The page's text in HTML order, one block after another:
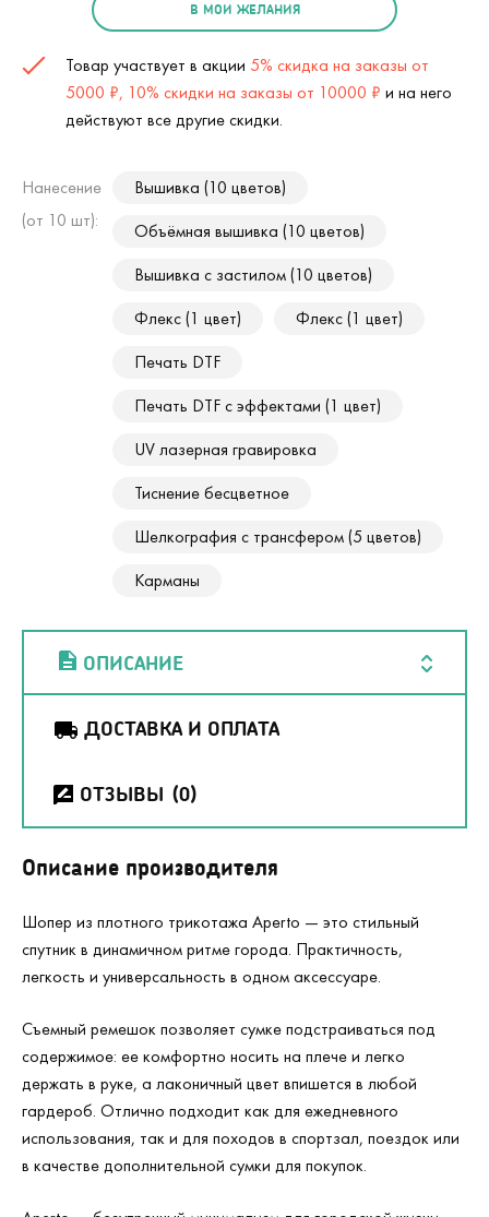
В МОИ ЖЕЛАНИЯ
Товар участвует в акции 5% скидка на заказы от
5000 ₽, 10% скидки на заказы от 10000 ₽ и на него
действуют все другие скидки.
Нанесение
(от 10 шт):
Вышивка (10 цветов)
Объёмная вышивка (10 цветов)
Вышивка с застилом (10 цветов)
Флекс (1 цвет)
Флекс (1 цвет)
Печать DTF
Печать DTF с эффектами (1 цвет)
UV лазерная гравировка
Тиснение бесцветное
Шелкография с трансфером (5 цветов)
Карманы
ОПИСАНИЕ
ДОСТАВКА И ОПЛАТА
ОТЗЫВЫ (0)
Описание производителя
Шопер из плотного трикотажа Aperto — это стильный
спутник в динамичном ритме города. Практичность,
легкость и универсальность в одном аксессуаре.
Съемный ремешок позволяет сумке подстраиваться под
содержимое: ее комфортно носить на плече и легко
держать в руке, а лаконичный цвет впишется в любой
гардероб. Отлично подходит как для ежедневного
использования, так и для походов в спортзал, поездок или
в качестве дополнительной сумки для покупок.